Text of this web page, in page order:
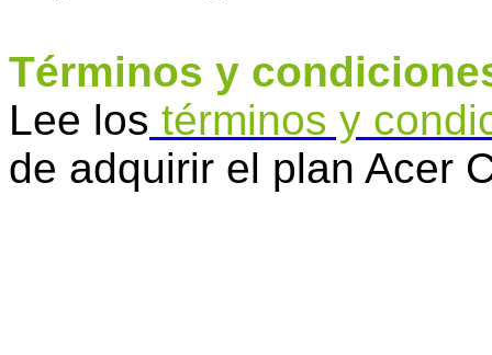
Términos y
Lee los términos y
de adquirir el plan Acer